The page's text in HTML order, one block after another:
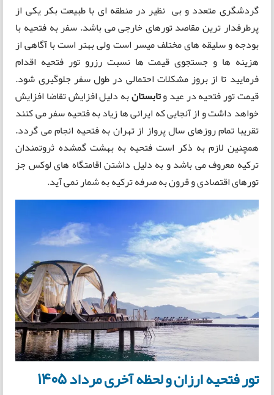
گردشگری متعدد و بی نظیر در منطقه ای با طبیعت بکر یکی از
پرطرفدار ترین مقاصد تورهای خارجی می باشد. سفر به فتحیه با
بودجه و سلیقه های مختلف میسر است ولی بهتر است با آگاهی از
هزینه ها و جستجوی قیمت ها نسبت رزرو تور فتحیه اقدام
فرمایید تا از بروز مشکلات احتمالی در طول سفر جلوگیری شود.
قیمت تور فتحیه در عید وتابستانبه دلیل افزایش تقاضا افزایش
خواهد داشت و از آنجایی که ایرانی ها زیاد به فتحیه سفر می کنند
تقریبا تمام روزهای سال پرواز از تهران به فتحیه انجام می گردد.
همچنین لازم به ذکر است فتحیه به بهشت گمشده ثروتمندان
ترکیه معروف می باشد و به دلیل داشتن اقامتگاه های لوکس جز
تورهای اقتصادی و قرون به صرفه ترکیه به شمار نمی آید.
تور فتحیه ارزان و لحظه آخری مرداد 1405